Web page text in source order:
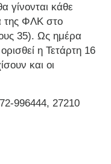
γίνονται κάθε
της ΦΛΚ στο
35). Ως ημέρα
η Τετάρτη 16
και οι
996444, 27210